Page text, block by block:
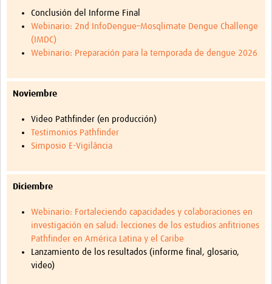
Conclusión del Informe Final
Webinario: 2nd InfoDengue–Mosqlimate Dengue Challenge
(IMDC)
Webinario: Preparación para la temporada de dengue 2026
Noviembre
Video Pathfinder (en producción)
Testimonios Pathfinder
Simposio E-Vigilância
Diciembre
Webinario: Fortaleciendo capacidades y colaboraciones en
investigación en salud: lecciones de los estudios anfitriones
Pathfinder en América Latina y el Caribe
Lanzamiento de los resultados (informe final, glosario,
video)